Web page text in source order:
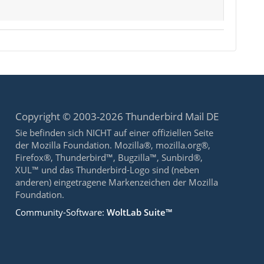
Copyright © 2003-2026 Thunderbird Mail DE
Sie befinden sich NICHT auf einer offiziellen Seite
der Mozilla Foundation. Mozilla®, mozilla.org®,
Firefox®, Thunderbird™, Bugzilla™, Sunbird®,
XUL™ und das Thunderbird-Logo sind (neben
anderen) eingetragene Markenzeichen der Mozilla
Foundation.
Community-Software:WoltLab Suite™